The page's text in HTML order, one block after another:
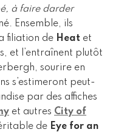
à faire darder
Ensemble, ils
filiation de Heat et
et l’entraînent plutôt
sourire en
s’estimeront peut-
par des affiches
et autres City of
de Eye for an